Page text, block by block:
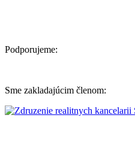
Podporujeme:
Sme zakladajúcim členom: